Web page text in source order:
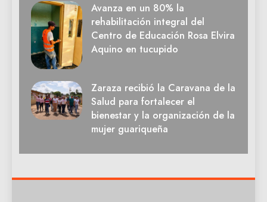
Avanza en un 80% la
rehabilitación integral del
Centro de Educación Rosa Elvira
Aquino en tucupido
Zaraza recibió la Caravana de la
Salud para fortalecer el
bienestar y la organización de la
mujer guariqueña